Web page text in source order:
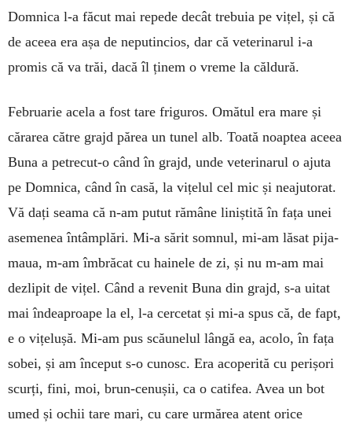
Dom­nica l-a făcut mai repede decât tre­buia pe vițel, și că
de aceea era așa de ne­putincios, dar că veterina­rul i-a
promis că va trăi, dacă îl ținem o vreme la căl­dură.
Februarie acela a fost tare frigu­ros. Omătul era mare și
cărarea către grajd părea un tunel alb. Toată noap­tea aceea
Buna a petrecut-o când în grajd, unde veterinarul o ajuta
pe Dom­nica, când în casă, la vițelul cel mic și neajutorat.
Vă dați seama că n-am putut rămâne liniștită în fața unei
asemenea întâmplări. Mi-a sărit somnul, mi-am lăsat pija­
maua, m-am îmbrăcat cu hai­­nele de zi, și nu m-am mai
dezlipit de vițel. Când a revenit Buna din grajd, s-a uitat
mai îndeaproape la el, l-a cercetat și mi-a spus că, de fapt,
e o vițelușă. Mi-am pus scăunelul lângă ea, aco­lo, în fața
sobei, și am înce­put s-o cunosc. Era acope­rită cu perișori
scurți, fini, moi, brun-cenușii, ca o cati­fea. Avea un bot
umed și ochii tare mari, cu care ur­mă­rea atent orice